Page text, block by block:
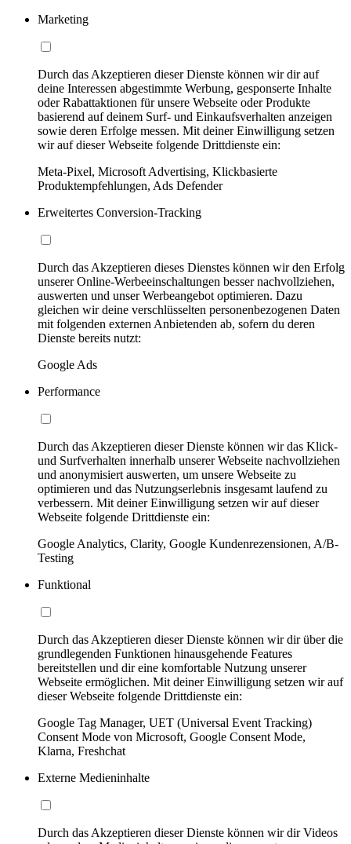
Marketing
Durch das Akzeptieren dieser Dienste können wir dir auf
deine Interessen abgestimmte Werbung, gesponserte Inhalte
oder Rabattaktionen für unsere Webseite oder Produkte
basierend auf deinem Surf- und Einkaufsverhalten anzeigen
sowie deren Erfolge messen. Mit deiner Einwilligung setzen
wir auf dieser Webseite folgende Drittdienste ein:
Meta-Pixel, Microsoft Advertising, Klickbasierte
Produktempfehlungen, Ads Defender
Erweitertes Conversion-Tracking
Durch das Akzeptieren dieses Dienstes können wir den Erfolg
unserer Online-Werbeeinschaltungen besser nachvollziehen,
auswerten und unser Werbeangebot optimieren. Dazu
gleichen wir deine verschlüsselten personenbezogenen Daten
mit folgenden externen Anbietenden ab, sofern du deren
Dienste bereits nutzt:
Google Ads
Performance
Durch das Akzeptieren dieser Dienste können wir das Klick-
und Surfverhalten innerhalb unserer Webseite nachvollziehen
und anonymisiert auswerten, um unsere Webseite zu
optimieren und das Nutzungserlebnis insgesamt laufend zu
verbessern. Mit deiner Einwilligung setzen wir auf dieser
Webseite folgende Drittdienste ein:
Google Analytics, Clarity, Google Kundenrezensionen, A/B-
Testing
Funktional
Durch das Akzeptieren dieser Dienste können wir dir über die
grundlegenden Funktionen hinausgehende Features
bereitstellen und dir eine komfortable Nutzung unserer
Webseite ermöglichen. Mit deiner Einwilligung setzen wir auf
dieser Webseite folgende Drittdienste ein:
Google Tag Manager, UET (Universal Event Tracking)
Consent Mode von Microsoft, Google Consent Mode,
Klarna, Freshchat
Externe Medieninhalte
Durch das Akzeptieren dieser Dienste können wir dir Videos